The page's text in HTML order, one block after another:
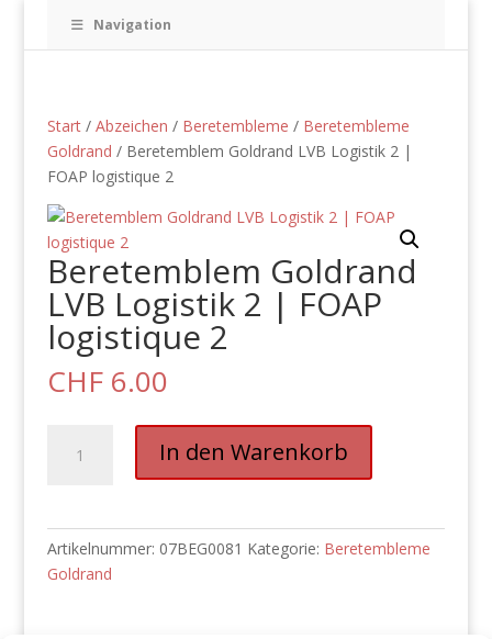
Navigation
Start/ Abzeichen / Beretembleme / Beretembleme
Goldrand / Beretemblem Goldrand LVB Logistik 2 |
FOAP logistique 2
Beretemblem Goldrand
LVB Logistik 2 | FOAP
logistique 2
CHF6.00
Goldrand
In den Warenkorb
Artikelnummer: 07BEG0081 Kategorie: Beretembleme
Goldrand